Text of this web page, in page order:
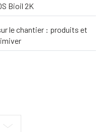
Bioil 2K
le chantier : produits et